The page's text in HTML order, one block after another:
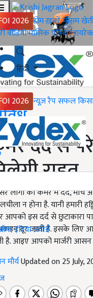
2026 होमख़बरेंमौसम
वीडियोमासिक पत्रिका
हिंदी
2026 न्यूज़ रैपसफल
इंडिया अवॉर्ड
दर्द से
राहत
लोगों को कमर में दर्द, मोच
न होना है. यानी
आपको इस दर्द से छुटाकारा
दूर जाती है. इसके लिए
है. आइए आपको मार्जरी
मौर्यUpdated on 25 July,